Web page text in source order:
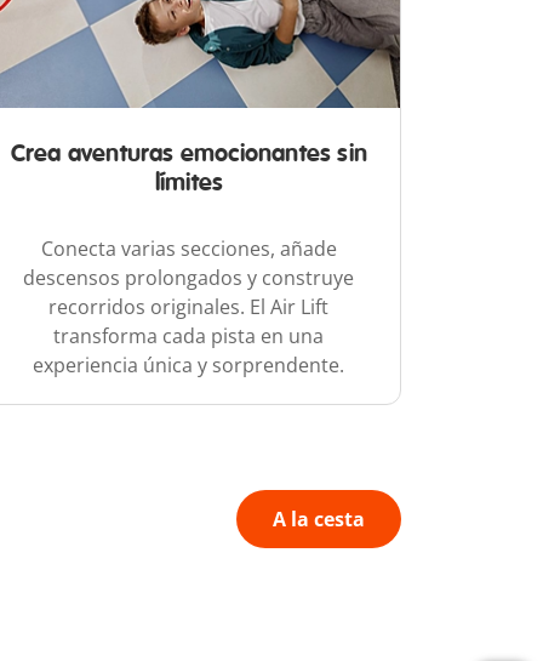
Crea aventuras emocionantes sin
límites
Conecta varias secciones, añade
descensos prolongados y construye
recorridos originales. El Air Lift
transforma cada pista en una
experiencia única y sorprendente.
A la cesta